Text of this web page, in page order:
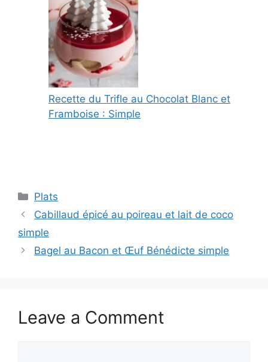
Recette du Trifle au Chocolat Blanc et
Framboise : Simple
Categories
Plats
Cabillaud épicé au poireau et lait de coco
simple
Bagel au Bacon et Œuf Bénédicte simple
Leave a Comment